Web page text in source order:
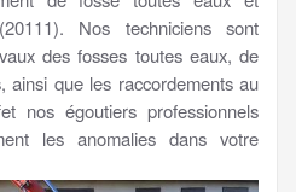
Nos techniciens sont
des fosses toutes eaux, de
ainsi que les raccordements au
nos égoutiers professionnels
les anomalies dans votre